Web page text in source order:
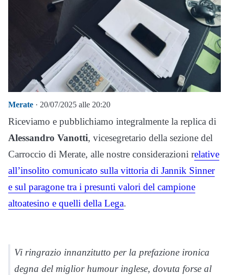
Merate · 20/07/2025 alle 20:20
Riceviamo e pubblichiamo integralmente la replica di
Alessandro Vanotti, vicesegretario della sezione del
Carroccio di Merate, alle nostre considerazioni relative
all’insolito comunicato sulla vittoria di Jannik Sinner
e sul paragone tra i presunti valori del campione
altoatesino e quelli della Lega.
Vi ringrazio innanzitutto per la prefazione ironica
degna del miglior humour inglese, dovuta forse al